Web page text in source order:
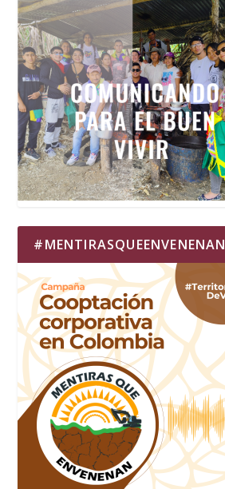
#MENTIRASQUEENVENENAN